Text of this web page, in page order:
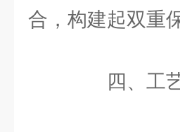
合，构建起双重
四、工艺